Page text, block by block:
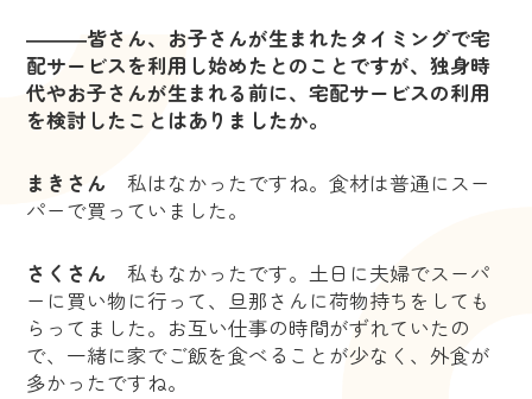
―――皆さん、お子さんが生まれたタイミングで宅
配サービスを利用し始めたとのことですが、独身時
代やお子さんが生まれる前に、宅配サービスの利用
を検討したことはありましたか。
まきさん私はなかったですね。食材は普通にスー
パーで買っていました。
さくさん私もなかったです。土日に夫婦でスーパ
ーに買い物に行って、旦那さんに荷物持ちをしても
らってました。お互い仕事の時間がずれていたの
で、一緒に家でご飯を食べることが少なく、外食が
多かったですね。